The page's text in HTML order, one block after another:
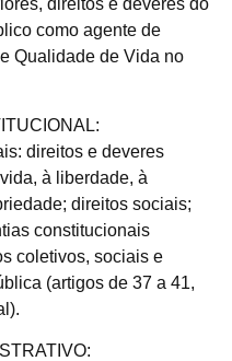
direitos e deveres do
como agente de
Qualidade de Vida no
direitos e deveres
à liberdade, à
direitos sociais;
constitucionais
coletivos, sociais e
(artigos de 37 a 41,